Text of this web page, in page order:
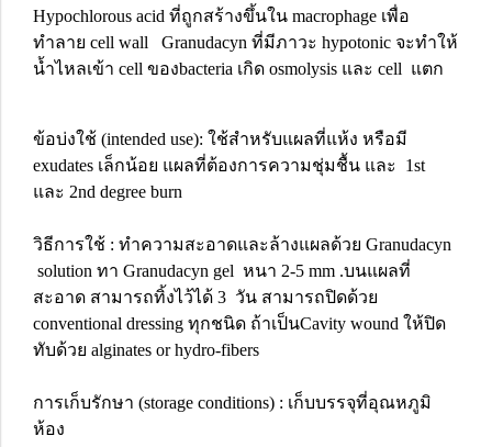
Hypochlorous acid ที่ถูกสร้างขึ้นใน macrophage เพื่อ
ทำลาย cell wall Granudacyn ที่มีภาวะ hypotonic จะทำให้
น้ำไหลเข้า cell ของbacteria เกิด osmolysis และ cell แตก
ข้อบ่งใช้ (intended use): ใช้สำหรับแผลที่แห้ง หรือมี
exudates เล็กน้อย แผลที่ต้องการความชุ่มชื้น และ 1st
และ 2nd degree burn
วิธีการใช้ : ทำความสะอาดและล้างแผลด้วย Granudacyn
solution ทา Granudacyn gel หนา 2-5 mm .บนแผลที่
สะอาด สามารถทิ้งไว้ได้ 3 วัน สามารถปิดด้วย
conventional dressing ทุกชนิด ถ้าเป็นCavity wound ให้ปิด
ทับด้วย alginates or hydro-fibers
การเก็บรักษา (storage conditions) : เก็บบรรจุที่อุณหภูมิ
ห้อง